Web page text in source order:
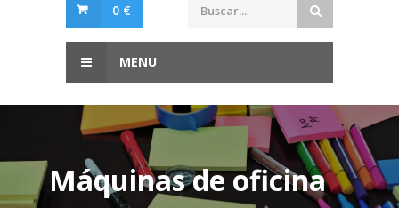
0 €
MENU
Máquinas de oficina